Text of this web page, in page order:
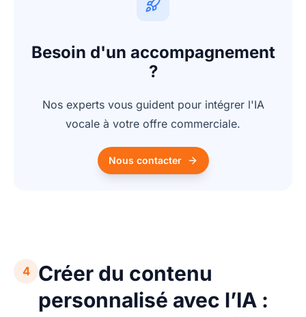
Besoin d'un accompagnement
?
Nos experts vous guident pour intégrer l'IA
vocale à votre offre commerciale.
Nous contacter
4
Créer du contenu
personnalisé avec l’IA :